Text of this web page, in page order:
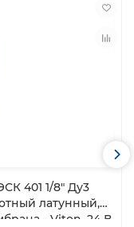
401 1/8″ Ду3
латунный,
- Viton, 24 В